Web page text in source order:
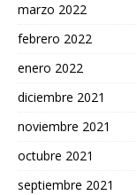
marzo 2022
febrero 2022
enero 2022
diciembre 2021
noviembre 2021
octubre 2021
septiembre 2021